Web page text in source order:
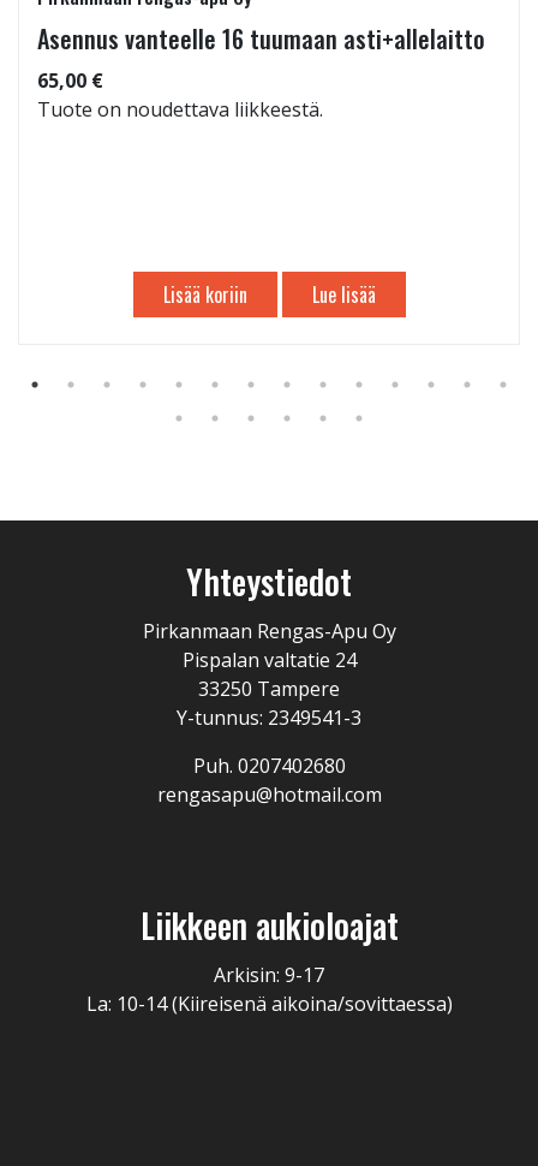
Asennus vanteelle 16 tuumaan asti+allelaitto
65,00 €
Tuote on noudettava liikkeestä.
Lisää koriin Lue lisää
Yhteystiedot
Pirkanmaan Rengas-Apu Oy
Pispalan valtatie 24
33250 Tampere
Y-tunnus: 2349541-3
Puh. 0207402680
rengasapu@hotmail.com
Liikkeen aukioloajat
Arkisin: 9-17
La: 10-14 (Kiireisenä aikoina/sovittaessa)